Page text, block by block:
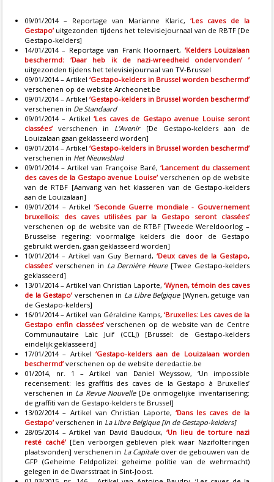
09/01/2014 – Reportage van Marianne Klaric, ‘Les caves de la
Gestapo’ uitgezonden tijdens het televisiejournaal van de RBTF [De
Gestapo-kelders]
14/01/2014 – Reportage van Frank Hoornaert, ‘Kelders Louizalaan
beschermd: ‘Daar heb ik de nazi-wreedheid ondervonden’ ’
uitgezonden tijdens het televisiejournaal van TV-Brussel
09/01/2014 – Artikel‘Gestapo-kelders in Brussel worden beschermd’
verschenen op de website Archeonet.be
09/01/2014 – Artikel‘Gestapo-kelders in Brussel worden beschermd’
verschenen in De Standaard
09/01/2014 – Artikel‘Les caves de Gestapo avenue Louise seront
classées’ verschenen in L’Avenir [De Gestapo-kelders aan de
Louizalaan gaan geklasseerd worden]
09/01/2014 – Artikel‘Gestapo-kelders in Brussel worden beschermd’
verschenen in Het Nieuwsblad
09/01/2014 – Artikel van Françoise Baré, ‘Lancement du classement
des caves de la Gestapo avenue Louise’ verschenen op de website
van de RTBF [Aanvang van het klasseren van de Gestapo-kelders
aan de Louizalaan]
09/01/2014 – Artikel ‘Seconde Guerre mondiale - Gouvernement
bruxellois: des caves utilisées par la Gestapo seront classées’
verschenen op de website van de RTBF [Tweede Wereldoorlog –
Brusselse regering: voormalige kelders die door de Gestapo
gebruikt werden, gaan geklasseerd worden]
10/01/2014 – Artikel van Guy Bernard, ‘Deux caves de la Gestapo,
classées’ verschenen in La Dernière Heure [Twee Gestapo-kelders
geklasseerd]
13/01/2014 – Artikel van Christian Laporte, ‘Wynen, témoin des caves
de la Gestapo’ verschenen in La Libre Belgique[Wynen, getuige van
de Gestapo-kelders]
16/01/2014 – Artikel van Géraldine Kamps,‘Bruxelles: Les caves de la
Gestapo enfin classées’verschenen op de website van de Centre
Communautaire Laïc Juif (CCLJ) [Brussel: de Gestapo-kelders
eindelijk geklasseerd]
17/01/2014 – Artikel‘Gestapo-kelders aan de Louizalaan worden
beschermd’ verschenen op de website deredactie.be
01/2014, nr. 1 – Artikel van Daniel Weyssow, ‘Un impossible
recensement: les graffitis des caves de la Gestapo à Bruxelles’
verschenen in La Revue Nouvelle[De onmogelijke inventarisering:
de graffiti van de Gestapo-kelders te Brussel]
13/02/2014 – Artikel van Christian Laporte, ‘Dans les caves de la
Gestapo’ verschenen in La Libre Belgique[In de Gestapo-kelders]
28/05/2014 – Artikel van David Baudoux,‘Un lieu de torture nazi
resté caché’[Een verborgen gebleven plek waar Nazifolteringen
plaatsvonden] verschenen in La Capitaleover de gebouwen van de
GFP (Geheime Feldpolizei: geheime politie van de wehrmacht)
gelegen in de Dwarsstraat in Sint-Joost.